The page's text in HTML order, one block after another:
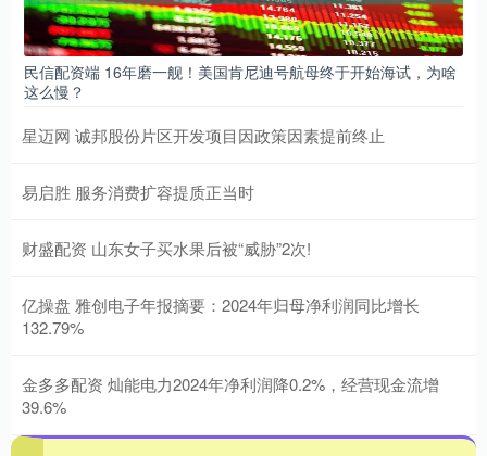
民信配资端 16年磨一舰！美国肯尼迪号航母终于开始海试，为啥
这么慢？
星迈网 诚邦股份片区开发项目因政策因素提前终止
易启胜 服务消费扩容提质正当时
财盛配资 山东女子买水果后被“威胁”2次!
亿操盘 雅创电子年报摘要：2024年归母净利润同比增长
132.79%
金多多配资 灿能电力2024年净利润降0.2%，经营现金流增
39.6%